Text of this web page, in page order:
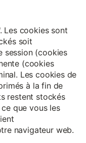
Les cookies sont
soit
session (cookies
(cookies
Les cookies de
à la fin de
restent stockés
que vous les
navigateur web.